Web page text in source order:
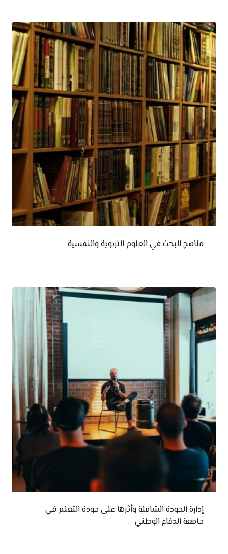
مناهج البحث في العلوم التربوية والنفسية
إدارة الجودة الشاملة وأثرها على جودة التعلم في
جامعة الدفاع الوطني